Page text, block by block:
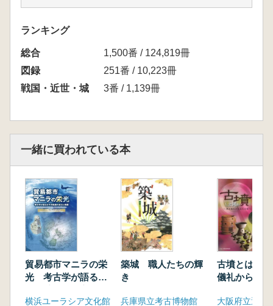
ランキング
総合
1,500番 / 124,819冊
図録
251番 / 10,223冊
戦国・近世・城
3番 / 1,139冊
一緒に買われている本
貿易都市マニラの栄
光 考古学が語る太
展
横浜ユーラシア文化館
築城 職人たちの輝
き
兵庫県立考古博物館
古墳とは何
儀礼からみ